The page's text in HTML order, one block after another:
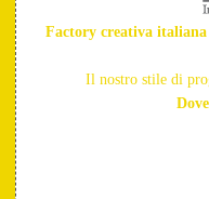
Factory creativa italiana
Il nostro stile di